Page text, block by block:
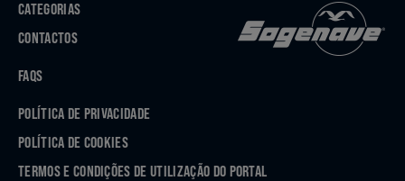
CATEGORIAS
CONTACTOS
FAQS
POLÍTICA DE PRIVACIDADE
POLÍTICA DE COOKIES
TERMOS E CONDIÇÕES DE UTILIZAÇÃO DO PORTAL